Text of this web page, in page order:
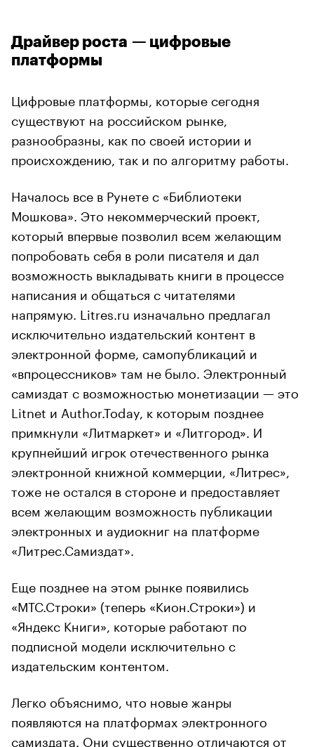
Драйвер роста — цифровые
платформы
Цифровые платформы, которые сегодня
существуют на российском рынке,
разнообразны, как по своей истории и
происхождению, так и по алгоритму работы.
Началось все в Рунете с «Библиотеки
Мошкова». Это некоммерческий проект,
который впервые позволил всем желающим
попробовать себя в роли писателя и дал
возможность выкладывать книги в процессе
написания и общаться с читателями
напрямую. Litres.ru изначально предлагал
исключительно издательский контент в
электронной форме, самопубликаций и
«впроцессников» там не было. Электронный
самиздат с возможностью монетизации — это
Litnet и Author.Today, к которым позднее
примкнули «Литмаркет» и «Литгород». И
крупнейший игрок отечественного рынка
электронной книжной коммерции, «Литрес»,
тоже не остался в стороне и предоставляет
всем желающим возможность публикации
электронных и аудиокниг на платформе
«Литрес.Самиздат».
Еще позднее на этом рынке появились
«МТС.Строки» (теперь «Кион.Строки») и
«Яндекс Книги», которые работают по
подписной модели исключительно с
издательским контентом.
Легко объяснимо, что новые жанры
появляются на платформах электронного
самиздата. Они существенно отличаются от